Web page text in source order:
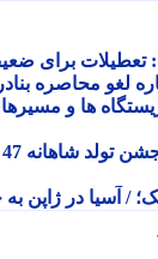
برای
محاصره بنادر
ها و مسیرهای
نگاهی
در ژاپن به